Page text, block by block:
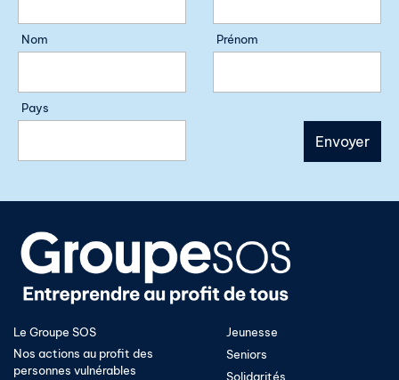
Nom Prénom
Pays
Le Groupe SOS
Nos actions au profit des
personnes vulnérables
Jeunesse
Seniors
Solidarités